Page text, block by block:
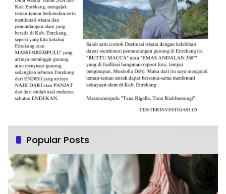
Popular Posts